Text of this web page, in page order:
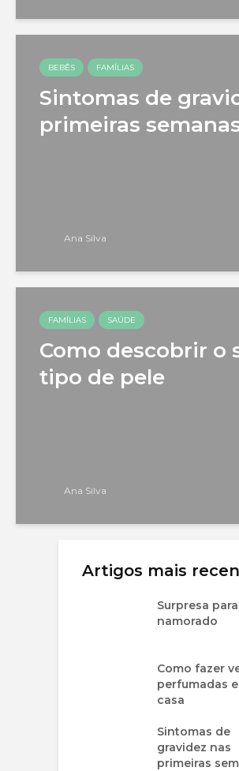
BEBÊS FAMÍLIAS
Sintomas de
primeiras
Ana Silva
FAMÍLIAS SAÚDE
Como descobrir o
tipo de pele
Ana Silva
Artigos mais
Surpresa
namorado
Como fazer
perfumadas
casa
Sintomas de
gravidez nas
primeiras